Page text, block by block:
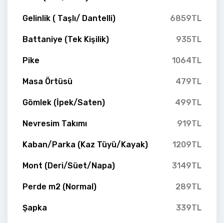
Gelinlik ( Taşlı/ Dantelli) 6859TL
Battaniye (Tek Kişilik) 935TL
Pike 1064TL
Masa Örtüsü 479TL
Gömlek (İpek/Saten) 499TL
Nevresim Takımı 919TL
Kaban/Parka (Kaz Tüyü/Kayak) 1209TL
Mont (Deri/Süet/Napa) 3149TL
Perde m2 (Normal) 289TL
Şapka 339TL